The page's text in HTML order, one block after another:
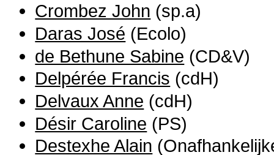
Crombez John (sp.a)
Daras José (Ecolo)
de Bethune Sabine (CD&V)
Delpérée Francis (cdH)
Delvaux Anne (cdH)
Désir Caroline (PS)
Destexhe Alain